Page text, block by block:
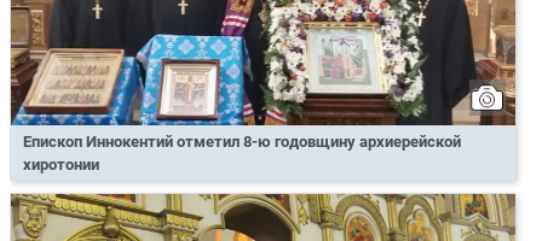
Епископ Иннокентий отметил 8-ю годовщину архиерейской
хиротонии